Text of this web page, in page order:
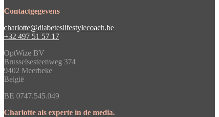
Contactgegevens
charlotte@diabeteslifestylecoach.be
+32 497 51 57 17
OptWize BV
Brusselsesteenweg 374
9402 Meerbeke
België
BE 0747.545.049
Charlotte als experte in de media.